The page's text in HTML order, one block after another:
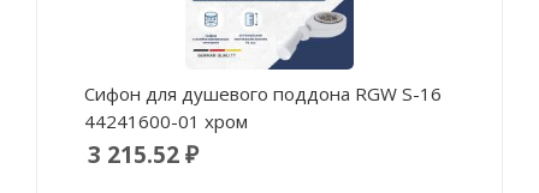
Сифон для душевого поддона RGW S-16
44241600-01 хром
3 215.52 ₽